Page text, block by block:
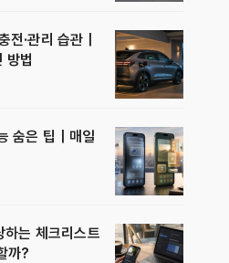
·관리 습관｜
방법
숨은 팁｜매일
하는 체크리스트
까?